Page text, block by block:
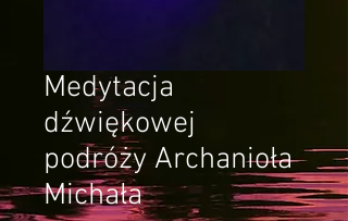
Medytacja
dźwiękowej
podróży Archanioła
Michała